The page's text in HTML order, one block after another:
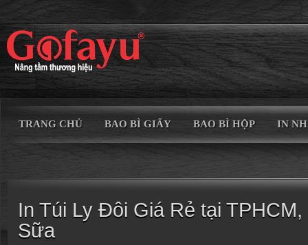
TRANG CHỦ BAO BÌ GIẤY BAO BÌ HỘP IN
In Túi Ly Đôi Giá Rẻ tại
Sữa